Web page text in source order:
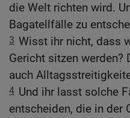
die Welt richten wird.
Bagatellfälle zu
3 Wisst ihr nicht, dass
Gericht sitzen werden?
auch
4 Und ihr lasst solche
entscheiden, die in der